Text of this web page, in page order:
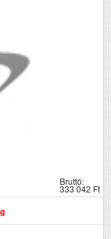
Bruttó:
333 042 Ft